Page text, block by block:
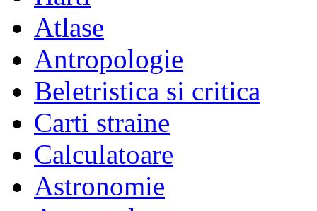
Atlase
Antropologie
Beletristica si critica
Carti straine
Calculatoare
Astronomie